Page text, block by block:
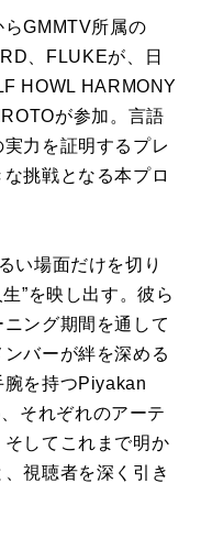
GMMTV所属の
、FLUKEが、日
HOWL HARMONY
が参加。言語
力を証明するプレ
挑戦となる本プロ
い場面だけを切り
”を映し出す。彼ら
ング期間を通して
バーが絆を深める
腕を持つPiyakan
それぞれのアーテ
してこれまで明か
視聴者を深く引き